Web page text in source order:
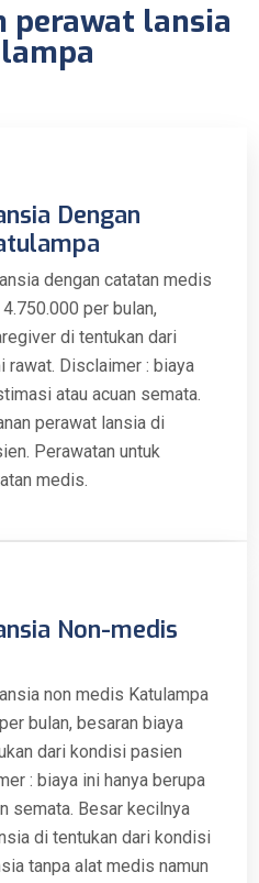
perawat lansia
Dengan
dengan catatan medis
per bulan,
di tentukan dari
rawat. Disclaimer : biaya
atau acuan semata.
perawat lansia di
Perawatan untuk
medis.
Non-medis
non medis Katulampa
bulan, besaran biaya
dari kondisi pasien
: biaya ini hanya berupa
semata. Besar kecilnya
di tentukan dari kondisi
tanpa alat medis namun